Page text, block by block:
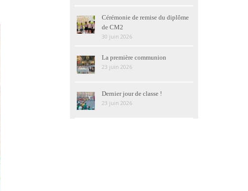
Cérémonie de remise du diplôme
de CM2
30 juin 2026
La première communion
23 juin 2026
Dernier jour de classe !
23 juin 2026